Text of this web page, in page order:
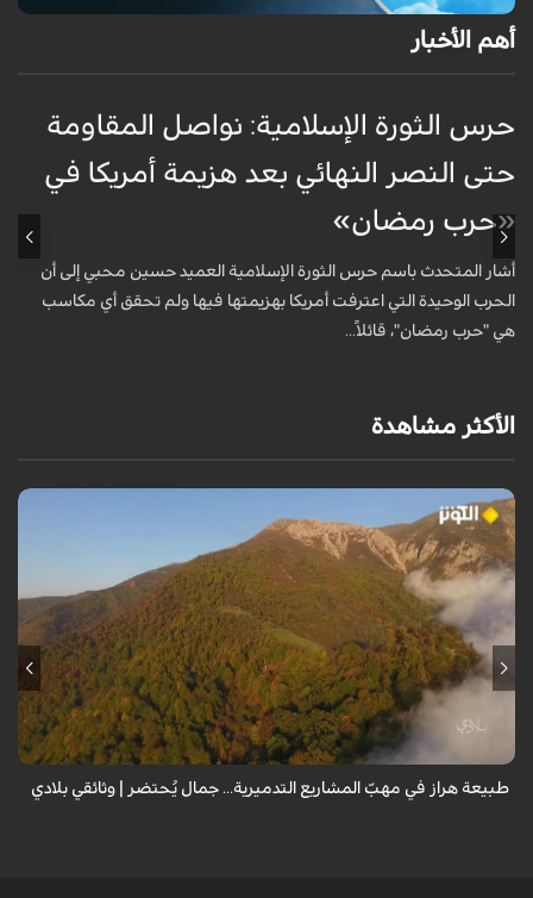
أهم الأخبار
حرس الثورة الإسلامية: نواصل المقاومة
حتى النصر النهائي بعد هزيمة أمريكا في
«حرب رمضان»
أشار المتحدث باسم حرس الثورة الإسلامية العميد حسين محبي إلى أن
الحرب الوحيدة التي اعترفت أمريكا بهزيمتها فيها ولم تحقق أي مكاسب
هي "حرب رمضان"، قائلاً...
الأكثر مشاهدة
من قلب طبيعة هراز التي كانت يوماً من أجمل الموائل الطبيعية في إيران، يحذر
المعد من كارثة بيئية: "وحش الأعمال والمشاريع التدميرية تنهش بجسم
طبيعة هراز في مهبّ المشاريع التدميرية... جمال يُحتضر | وثائقي بلادي